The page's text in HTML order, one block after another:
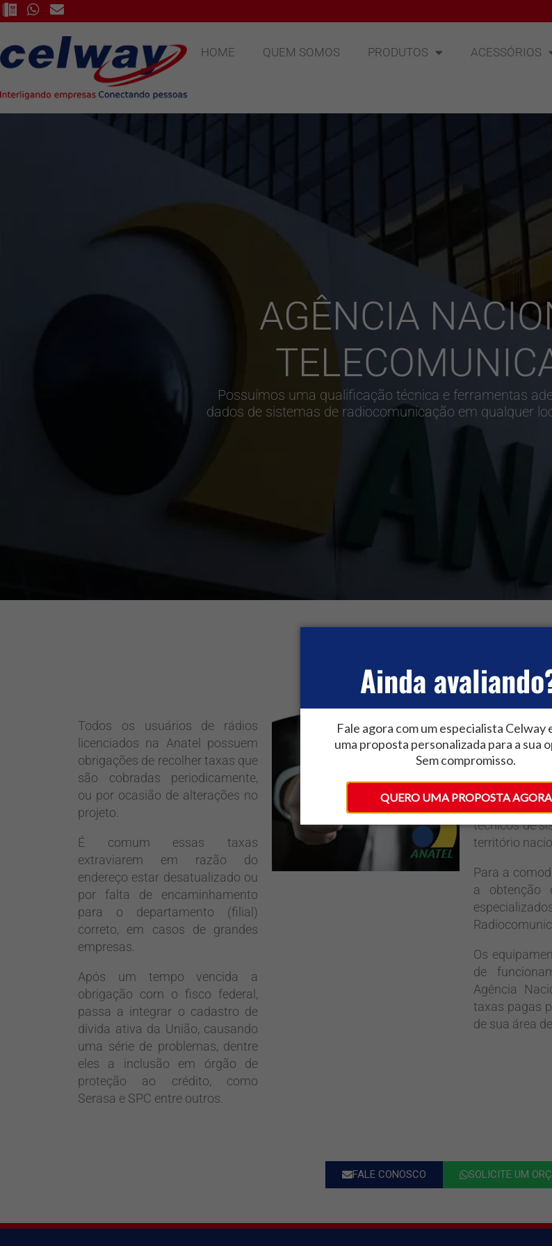
Ainda
Fale agora com um especialista Celway
uma proposta personalizada para a sua
Sem compromisso.
QUERO UMA PROPOSTA AGORA
HOME QUEM SOMOS PRODUTOS ACESSÓRIOS
AGÊNCIA
Possuímos uma qualificação técnica e ferramentas
dados de sistemas de radiocomunicação em qualquer
Todos os usuários de rádios
licenciados na Anatel possuem
obrigações de recolher taxas que
são cobradas periodicamente,
ou por ocasião de alterações no
projeto.
É comum essas taxas
extraviarem em razão do
endereço estar desatualizado ou
por falta de encaminhamento
para o departamento (filial)
correto, em casos de grandes
empresas.
Após um tempo vencida a
obrigação com o fisco federal,
passa a integrar o cadastro de
dívida ativa da União, causando
uma série de problemas, dentre
eles a inclusão em órgão de
proteção ao crédito, como
Serasa e SPC entre outros.
Além da
mesmos se
expedida
qual deve
estabelecidos
A equipe da
adequadas
técnicos de
território
Para a
a obtenção
Os
de
Agência
taxas pagas
de sua área
FALE CONOSCO SOLICITE UM